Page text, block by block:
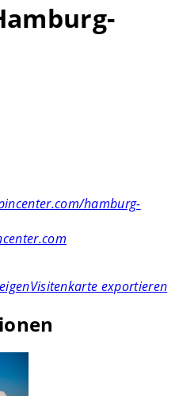
hamburg-
Visitenkarte exportieren